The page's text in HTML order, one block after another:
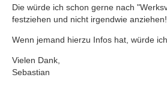
Die würde ich schon gerne nach
festziehen und nicht irgendwie anziehen!
Wenn jemand hierzu Infos hat, würde
Vielen Dank,
Sebastian